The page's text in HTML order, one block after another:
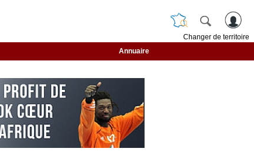
Changer de territoire
Annuaire